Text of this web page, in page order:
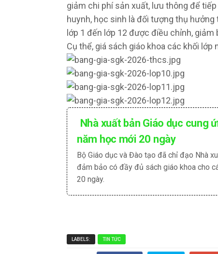
giảm chi phí sản xuất, lưu thông để
huynh, học sinh là đối tượng thụ
lớp 1 đến lớp 12 được điều chỉnh,
Cụ thể, giá sách giáo khoa các khối lớp
Nhà xuất bản Giáo dục cung
năm học mới 20 ngày
Bộ Giáo dục và Đào tạo đã chỉ đạo Nhà
đảm bảo có đầy đủ sách giáo khoa cho
20 ngày.
LABELS: TIN TỨC